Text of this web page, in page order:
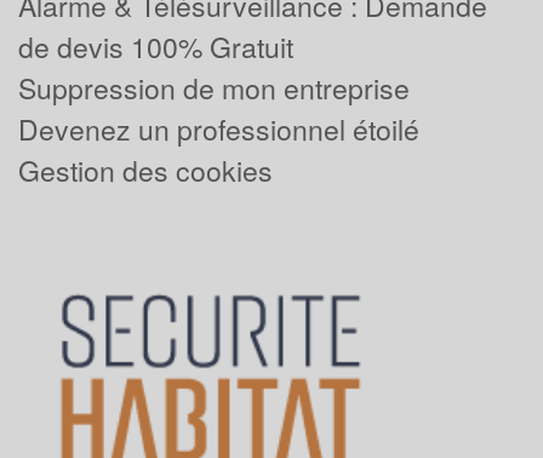
de devis 100% Gratuit
Suppression de mon entreprise
Devenez un professionnel étoilé
Gestion des cookies